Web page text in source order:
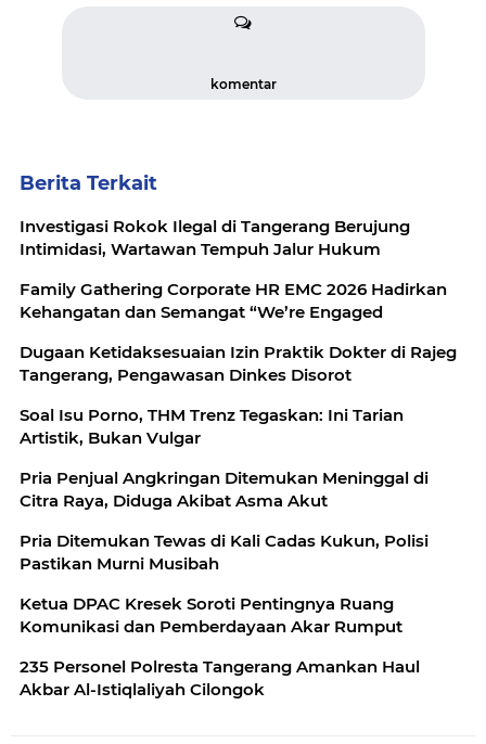
komentar
Berita Terkait
Investigasi Rokok Ilegal di Tangerang Berujung
Intimidasi, Wartawan Tempuh Jalur Hukum
Family Gathering Corporate HR EMC 2026 Hadirkan
Kehangatan dan Semangat “We’re Engaged
Dugaan Ketidaksesuaian Izin Praktik Dokter di Rajeg
Tangerang, Pengawasan Dinkes Disorot
Soal Isu Porno, THM Trenz Tegaskan: Ini Tarian
Artistik, Bukan Vulgar
Pria Penjual Angkringan Ditemukan Meninggal di
Citra Raya, Diduga Akibat Asma Akut
Pria Ditemukan Tewas di Kali Cadas Kukun, Polisi
Pastikan Murni Musibah
Ketua DPAC Kresek Soroti Pentingnya Ruang
Komunikasi dan Pemberdayaan Akar Rumput
235 Personel Polresta Tangerang Amankan Haul
Akbar Al-Istiqlaliyah Cilongok